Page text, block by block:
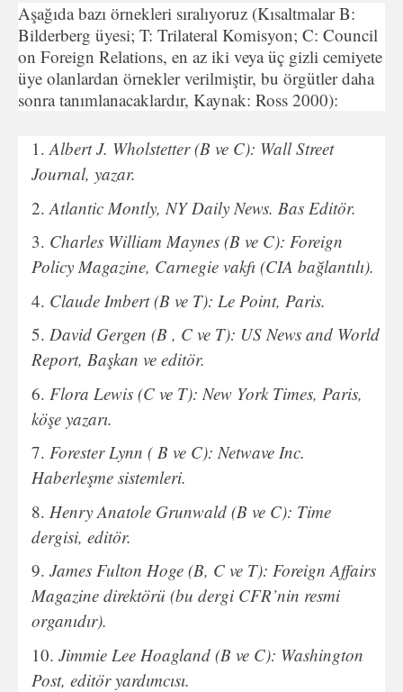
Aşağıda bazı örnekleri sıralıyoruz (Kısaltmalar B:
Bilderberg üyesi; T: Trilateral Komisyon; C: Council
on Foreign Relations, en az iki veya üç gizli cemiyete
üye olanlardan örnekler verilmiştir, bu örgütler daha
sonra tanımlanacaklardır, Kaynak: Ross 2000):
Albert J. Wholstetter (B ve C): Wall Street
Journal, yazar.
Atlantic Montly, NY Daily News. Bas Editör.
Charles William Maynes (B ve C): Foreign
Policy Magazine, Carnegie vakfı (CIA bağlantılı).
Claude Imbert (B ve T): Le Point, Paris.
David Gergen (B , C ve T): US News and World
Report, Başkan ve editör.
Flora Lewis (C ve T): New York Times, Paris,
köşe yazarı.
Forester Lynn ( B ve C): Netwave Inc.
Haberleşme sistemleri.
Henry Anatole Grunwald (B ve C): Time
dergisi, editör.
James Fulton Hoge (B, C ve T): Foreign Affairs
Magazine direktörü (bu dergi CFR’nin resmi
organıdır).
Jimmie Lee Hoagland (B ve C): Washington
Post, editör yardımcısı.